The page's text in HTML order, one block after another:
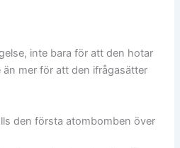
inte bara för att den hotar
mer för att den ifrågasätter
den första atombomben över